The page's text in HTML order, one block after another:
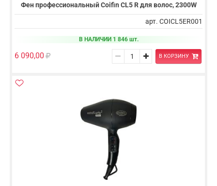
Фен профессиональный Coifin CL5 R для волос, 2300W
арт. COICL5ER001
В НАЛИЧИИ 1 846 шт.
6 090,00 В КОРЗИНУ